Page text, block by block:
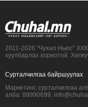
2011-2026 “Чухал Ньюс”
хуулбарлах хориотой.
Сурталчилгаа байршуулах
Маркетинг, сурталчилгаа
алба: 89990699,